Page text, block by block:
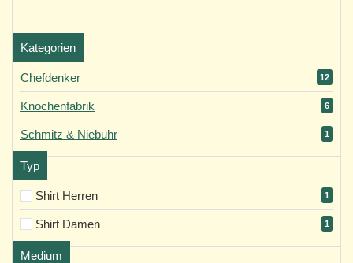
Kategorien
Chefdenker 12
Knochenfabrik 6
Schmitz & Niebuhr 1
Typ
Shirt Herren 1
Shirt Damen 1
Medium